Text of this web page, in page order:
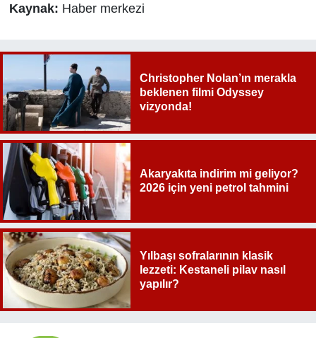
Kaynak: Haber merkezi
Christopher Nolan’ın merakla
beklenen filmi Odyssey
vizyonda!
Akaryakıta indirim mi geliyor?
2026 için yeni petrol tahmini
Yılbaşı sofralarının klasik
lezzeti: Kestaneli pilav nasıl
yapılır?